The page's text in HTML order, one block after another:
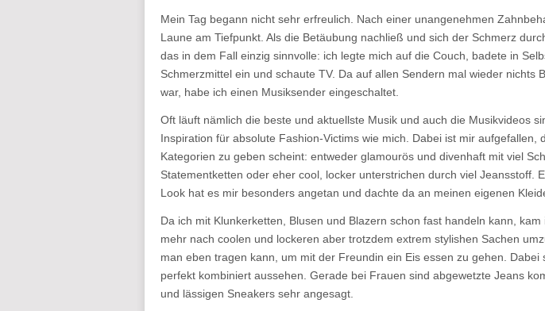
Mein Tag begann nicht sehr erfreulich. Nach einer unangenehmen
Laune am Tiefpunkt. Als die Betäubung nachließ und sich der Schmerz
das in dem Fall einzig sinnvolle: ich legte mich auf die Couch, badete in
Schmerzmittel ein und schaute TV. Da auf allen Sendern mal wieder nichts
war, habe ich einen Musiksender eingeschaltet.
Oft läuft nämlich die beste und aktuellste Musik und auch die Musikvideos
Inspiration für absolute Fashion-Victims wie mich. Dabei ist mir aufgefallen,
Kategorien zu geben scheint: entweder glamourös und divenhaft mit viel
Statementketten oder eher cool, locker unterstrichen durch viel Jeansstoff.
Look hat es mir besonders angetan und dachte da an meinen eigenen
Da ich mit Klunkerketten, Blusen und Blazern schon fast handeln kann,
mehr nach coolen und lockeren aber trotzdem extrem stylishen Sachen
man eben tragen kann, um mit der Freundin ein Eis essen zu gehen. Dabei
perfekt kombiniert aussehen. Gerade bei Frauen sind abgewetzte Jeans
und lässigen Sneakers sehr angesagt.